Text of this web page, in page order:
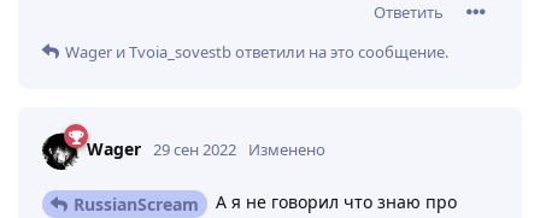
Ответить
Wager иTvoia_sovestbответили на это сообщение.
Wager 29 сен 2022 Изменено
RussianScream
А я не говорил что знаю про